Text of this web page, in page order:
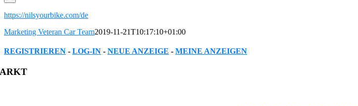
https://nilsyourbike.com/de
Marketing Veteran Car Team2019-11-21T10:17:10+01:00
REGISTRIEREN - LOG-IN - NEUE ANZEIGE - MEINE ANZEIGEN
Facebook
Twitter
Reddit
LinkedIn
WhatsApp
Tumblr
Pinterest
Vk
Xing
Email